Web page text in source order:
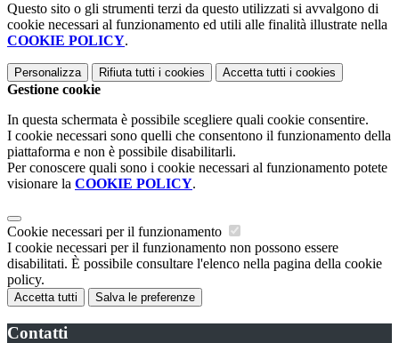
Questo sito o gli strumenti terzi da questo utilizzati si avvalgono di
cookie necessari al funzionamento ed utili alle finalità illustrate nella
COOKIE POLICY.
Personalizza Rifiuta tutti i cookies Accetta tutti i cookies
Gestione cookie
In questa schermata è possibile scegliere quali cookie consentire.
I cookie necessari sono quelli che consentono il funzionamento della
piattaforma e non è possibile disabilitarli.
Per conoscere quali sono i cookie necessari al funzionamento potete
visionare la COOKIE POLICY.
Cookie necessari per il funzionamento
I cookie necessari per il funzionamento non possono essere
disabilitati. È possibile consultare l'elenco nella pagina della cookie
policy.
Accetta tutti Salva le preferenze
Contatti